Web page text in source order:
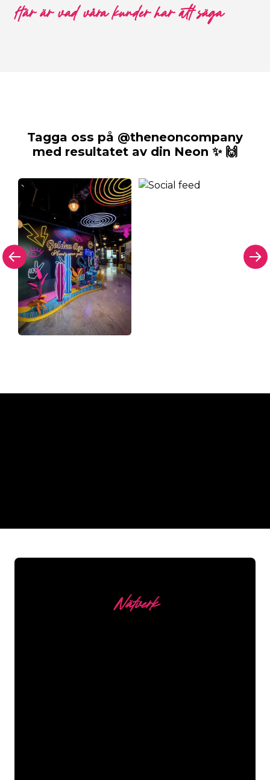
Här är vad våra kunder har att säga
Tagga oss på @theneoncompany
med resultatet av din Neon ✨ 🙌
Nätverk